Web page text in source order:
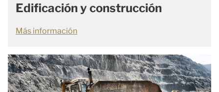
Edificación y construcción
Más información